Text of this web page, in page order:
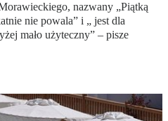
nazwany „Piątką
nie powala” i „ jest dla
mało użyteczny” – pisze